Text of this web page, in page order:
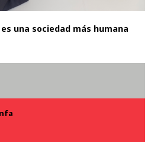
una sociedad más humana